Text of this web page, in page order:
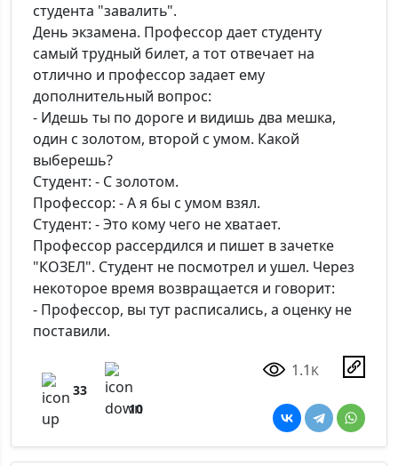
студента "завалить".
День экзамена. Профессор дает студенту
самый трудный билет, а тот отвечает на
отлично и профессор задает ему
дополнительный вопрос:
- Идешь ты по дороге и видишь два мешка,
один с золотом, второй с умом. Какой
выберешь?
Студент: - С золотом.
Профессор: - А я бы с умом взял.
Студент: - Это кому чего не хватает.
Профессор рассердился и пишет в зачетке
"КОЗЕЛ". Студент не посмотрел и ушел. Через
некоторое время возвращается и говорит:
- Профессор, вы тут расписались, а оценку не
поставили.
33
10
1.1 K